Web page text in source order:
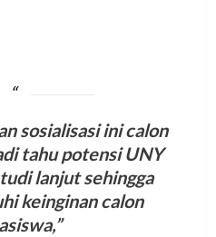
sosialisasi ini calon
tahu potensi UNY
lanjut sehingga
keinginan calon